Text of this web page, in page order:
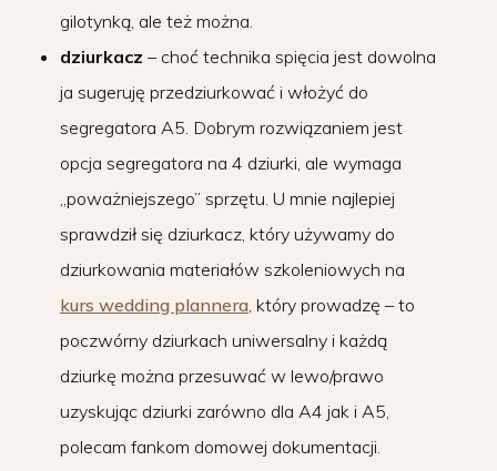
gilotynką, ale też można.
dziurkacz – choć technika spięcia jest dowolna
ja sugeruję przedziurkować i włożyć do
segregatora A5. Dobrym rozwiązaniem jest
opcja segregatora na 4 dziurki, ale wymaga
„poważniejszego” sprzętu. U mnie najlepiej
sprawdził się dziurkacz, który używamy do
dziurkowania materiałów szkoleniowych na
kurs wedding plannera, który prowadzę – to
poczwórny dziurkach uniwersalny i każdą
dziurkę można przesuwać w lewo/prawo
uzyskując dziurki zarówno dla A4 jak i A5,
polecam fankom domowej dokumentacji.